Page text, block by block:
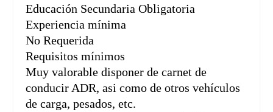
Educación Secundaria Obligatoria
Experiencia mínima
No Requerida
Requisitos mínimos
Muy valorable disponer de carnet de
conducir ADR, asi como de otros vehículos
de carga, pesados, etc.